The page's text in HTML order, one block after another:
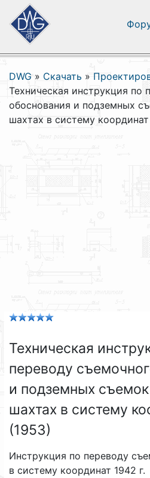
DWG » Скачать »
Техническая инструкция по
обоснования и подземных
шахтах в систему координат
Техническая
переводу
и подземных
шахтах в систему
(1953)
Инструкция по переводу
в систему координат 1942 г.